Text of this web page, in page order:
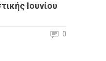
Ιουνίου
0